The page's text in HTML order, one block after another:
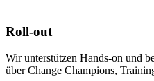
Roll-out
Wir unterstützen Hands-on und
über Change Champions,